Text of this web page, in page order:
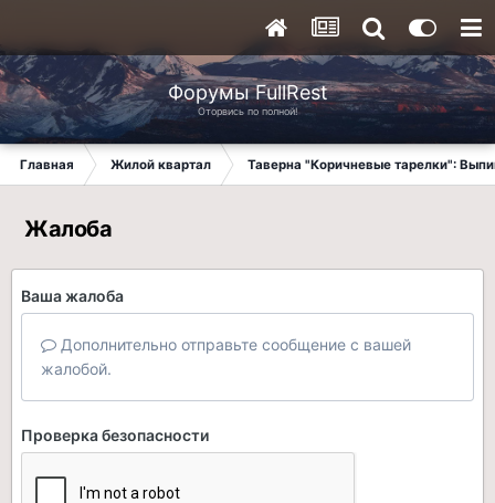
Форумы FullRest
Оторвись по полной!
Главная Жилой квартал Таверна "Коричневые тарелки":
Жалоба
Ваша жалоба
Дополнительно отправьте сообщение с вашей
жалобой.
Проверка безопасности